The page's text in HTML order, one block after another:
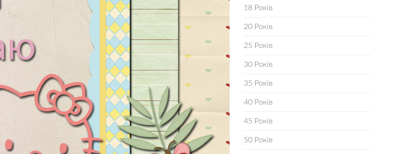
18 Років
20 Років
25 Років
30 Років
35 Років
40 Років
45 Років
50 Років